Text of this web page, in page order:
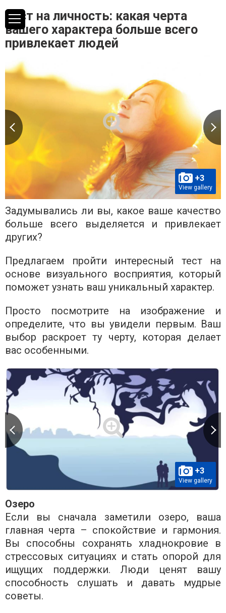
Тест на личность: какая черта
вашего характера больше всего
привлекает людей
+3
View gallery
Задумывались ли вы, какое ваше качество
больше всего выделяется и привлекает
других?
Предлагаем пройти интересный тест на
основе визуального восприятия, который
поможет узнать ваш уникальный характер.
Просто посмотрите на изображение и
определите, что вы увидели первым. Ваш
выбор раскроет ту черту, которая делает
вас особенными.
+3
View gallery
Озеро
Если вы сначала заметили озеро, ваша
главная черта – спокойствие и гармония.
Вы способны сохранять хладнокровие в
стрессовых ситуациях и стать опорой для
ищущих поддержки. Люди ценят вашу
способность слушать и давать мудрые
советы.